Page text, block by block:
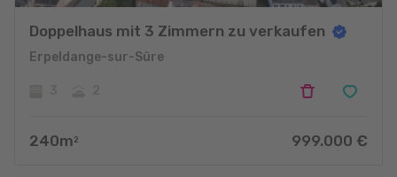
Doppelhaus mit 3 Zimmern zu verkaufen
Erpeldange-sur-Sûre
240m 2 999.000 €